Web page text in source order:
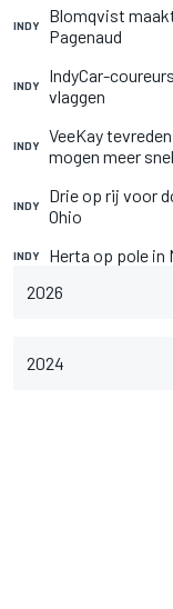
INDY
Blomqvist
Pagenaud
INDY
IndyCar-
vlaggen
INDY
VeeKay
mogen meer
INDY
Drie op rij voor
Ohio
INDY
Herta op pole in
2026
2024